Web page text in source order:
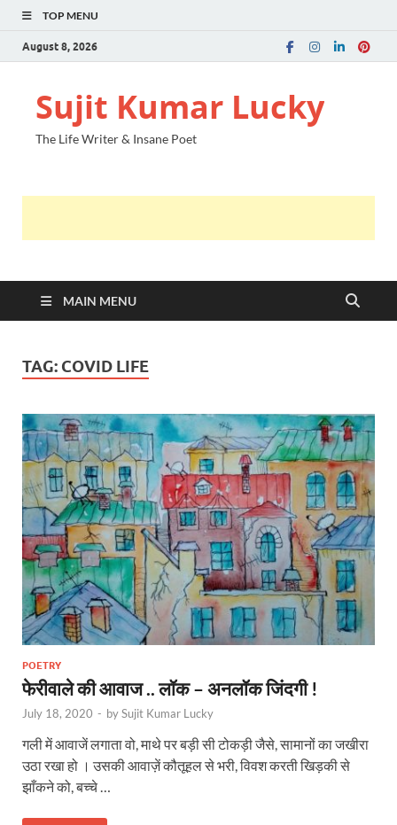
TOP MENU
August 8, 2026
Sujit Kumar Lucky
The Life Writer & Insane Poet
MAIN MENU
TAG: COVID LIFE
POETRY
फेरीवाले की आवाज .. लॉक – अनलॉक जिंदगी !
July 18, 2020 - bySujit Kumar Lucky
गली में आवाजें लगाता वो, माथे पर बड़ी सी टोकड़ी जैसे, सामानों का जखीरा
उठा रखा हो । उसकी आवाज़ें कौतूहल से भरी, विवश करती खिड़की से
झाँकने को, बच्चे …